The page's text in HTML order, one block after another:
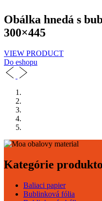
Obálka hnedá s
300×445
VIEW PRODUCT
Do eshopu
Kategórie
Baliaci papier
Bublinková fólia